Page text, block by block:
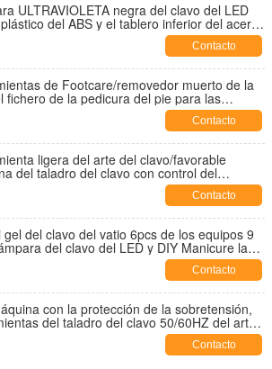
ULTRAVIOLETA negra del clavo del LED
del ABS y el tablero inferior del acero
Contacto
de Footcare/removedor muerto de la
fichero de la pedicura del pie para las
y el equipo del arte del clavoContacto
ligera del arte del clavo/favorable
del taladro del clavo con control del
Contacto
gel del clavo del vatio 6pcs de los equipos 9
del clavo del LED y DIY Manicure las
Contacto
con la protección de la sobretensión,
del taladro del clavo 50/60HZ del arte
Contacto